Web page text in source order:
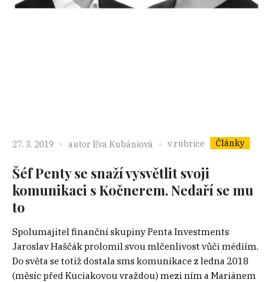
27. 3. 2019 autor Eva Kubániová v rubrice Články
Šéf Penty se snaží vysvětlit svoji
komunikaci s Kočnerem. Nedaří se mu
to
Spolumajitel finanční skupiny Penta Investments
Jaroslav Haščák prolomil svou mlčenlivost vůči médiím.
Do světa se totiž dostala sms komunikace z ledna 2018
(měsíc před Kuciakovou vraždou) mezi ním a Mariánem